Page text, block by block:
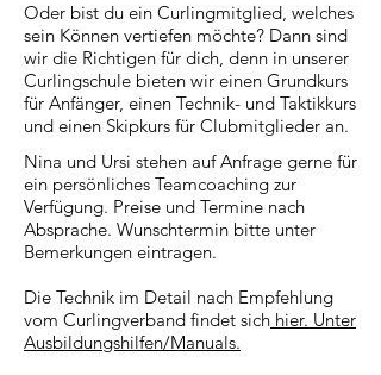
Oder bist du ein Curlingmitglied, welches
sein Können vertiefen möchte? Dann sind
wir die Richtigen für dich, denn in unserer
Curlingschule bieten wir einen Grundkurs
für Anfänger, einen Technik- und Taktikkurs
und einen Skipkurs für Clubmitglieder an.
Nina und Ursi stehen auf Anfrage gerne für
ein persönliches Teamcoaching zur
Verfügung. Preise und Termine nach
Absprache. Wunschtermin bitte unter
Bemerkungen eintragen.
Die Technik im Detail nach Empfehlung
vom Curlingverband findet sich hier. Unter
Ausbildungshilfen/Manuals.